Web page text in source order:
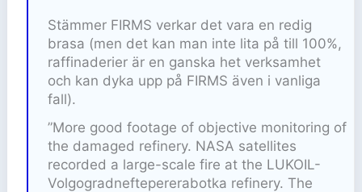
Stämmer FIRMS verkar det vara en redig
brasa (men det kan man inte lita på till 100%,
raffinaderier är en ganska het verksamhet
och kan dyka upp på FIRMS även i vanliga
fall).
”More good footage of objective monitoring of
the damaged refinery. NASA satellites
recorded a large-scale fire at the LUKOIL-
Volgogradneftepererabotka refinery. The